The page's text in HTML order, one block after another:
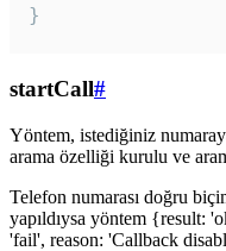
}
startCall#
Yöntem, istediğiniz
arama özelliği kurulu ve
Telefon numarası doğru
yapıldıysa yöntem {result:
'fail', reason: 'Callback